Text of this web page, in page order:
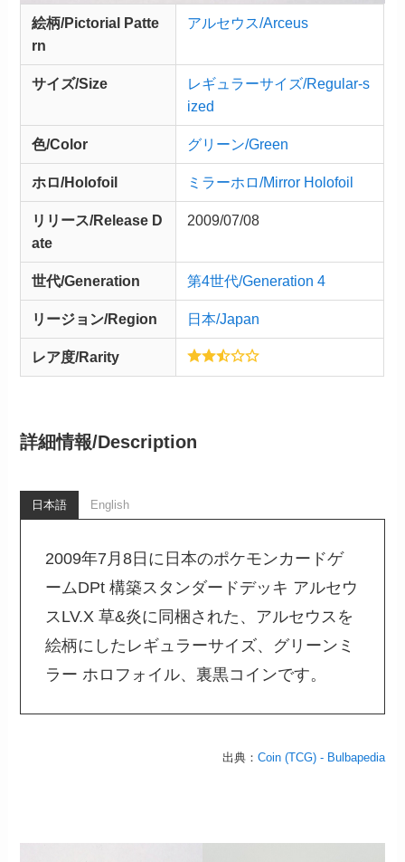
絵柄/Pictorial Patte
rn
アルセウス/Arceus
サイズ/Size
レギュラーサイズ/Regular-s
ized
色/Color グリーン/Green
ホロ/Holofoil ミラーホロ/Mirror Holofoil
リリース/Release D
ate
2009/07/08
世代/Generation 第4世代/Generation 4
リージョン/Region 日本/Japan
レア度/Rarity
詳細情報/Description
日本語 English
2009年7月8日に日本のポケモンカードゲ
ームDPt 構築スタンダードデッキ アルセウ
スLV.X 草&炎に同梱された、アルセウスを
絵柄にしたレギュラーサイズ、グリーンミ
ラー ホロフォイル、裏黒コインです。
出典： Coin (TCG) - Bulbapedia